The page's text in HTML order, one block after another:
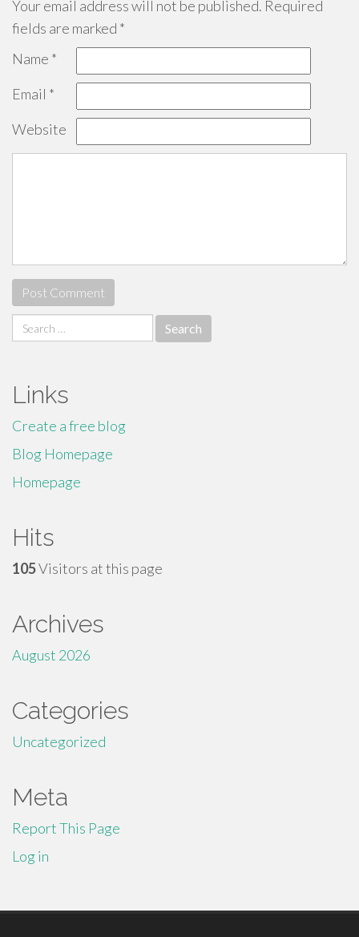
Your email address will not be published. Required
fields are marked *
Name *
Email *
Website
Search
for:
Links
Create a free blog
Blog Homepage
Homepage
Hits
105Visitors at this page
Archives
August 2026
Categories
Uncategorized
Meta
Report This Page
Log in